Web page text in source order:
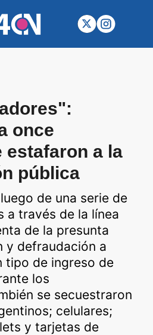
once
estafaron a la
pública
de una serie de
a través de la línea
de la presunta
y defraudación a
tipo de ingreso de
los
se secuestraron
celulares;
y tarjetas de